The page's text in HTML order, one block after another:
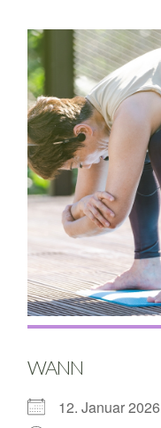
WANN
12. Januar